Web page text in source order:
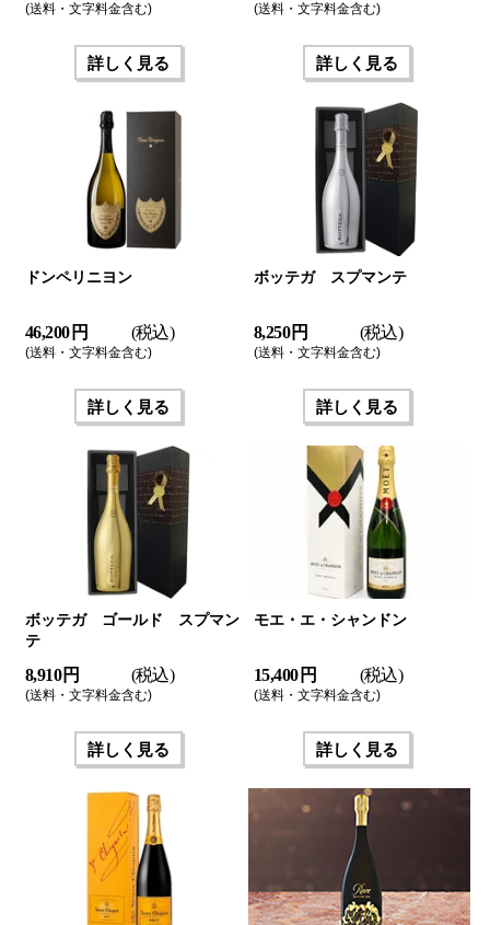
(送料・文字料金含む)
詳しく見る
(送料・文字料金含む)
詳しく見る
ドンペリニヨン
46,200 円 (税込)
(送料・文字料金含む)
詳しく見る
ボッテガ スプマンテ
8,250 円 (税込)
(送料・文字料金含む)
詳しく見る
ボッテガ ゴールド スプマン
テ
8,910 円 (税込)
(送料・文字料金含む)
詳しく見る
モエ・エ・シャンドン
15,400 円 (税込)
(送料・文字料金含む)
詳しく見る